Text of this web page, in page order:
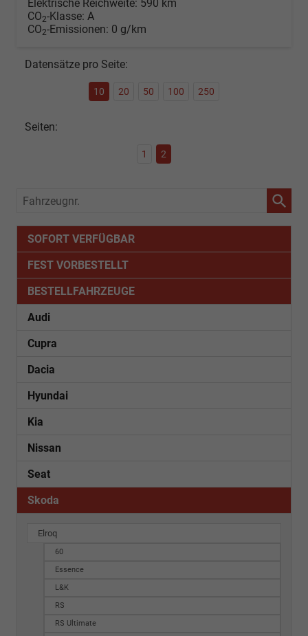
Elektrische Reichweite: 590 km
CO2-Klasse: A
CO2-Emissionen: 0 g/km
Datensätze pro Seite:
10 20 50 100 250
Seiten:
1 2
Fahrzeugnr.
SOFORT VERFÜGBAR
FEST VORBESTELLT
BESTELLFAHRZEUGE
Audi
Cupra
Dacia
Hyundai
Kia
Nissan
Seat
Skoda
Elroq
60
Essence
L&K
RS
RS Ultimate